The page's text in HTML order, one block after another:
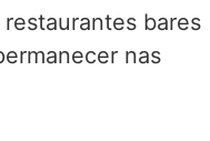
bares
nas